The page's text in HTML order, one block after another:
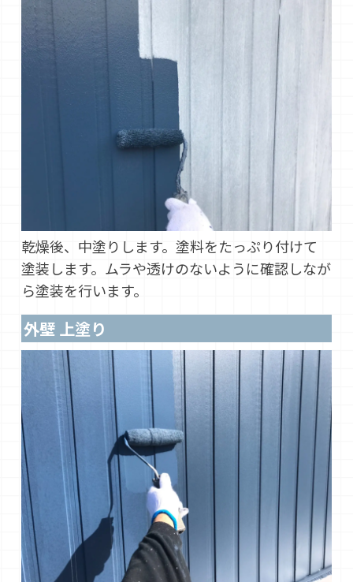
乾燥後、中塗りします。塗料をたっぷり付けて
塗装します。ムラや透けのないように確認しなが
ら塗装を行います。
外壁 上塗り